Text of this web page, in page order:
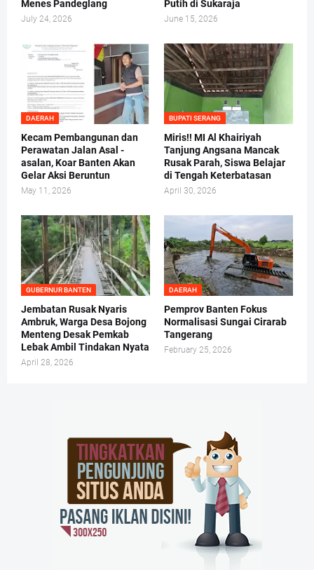
Menes Pandeglang
July 24, 2026
Putih di Sukaraja
June 15, 2026
DAERAH
Kecam Pembangunan dan
Perawatan Jalan Asal -
asalan, Koar Banten Akan
Gelar Aksi Beruntun
May 11, 2026
BUPATI SERANG
Miris!! MI Al Khairiyah
Tanjung Angsana Mancak
Rusak Parah, Siswa Belajar
di Tengah Keterbatasan
April 30, 2026
GUBERNUR BANTEN
Jembatan Rusak Nyaris
Ambruk, Warga Desa Bojong
Menteng Desak Pemkab
Lebak Ambil Tindakan Nyata
April 28, 2026
DAERAH
Pemprov Banten Fokus
Normalisasi Sungai Cirarab
Tangerang
February 25, 2026